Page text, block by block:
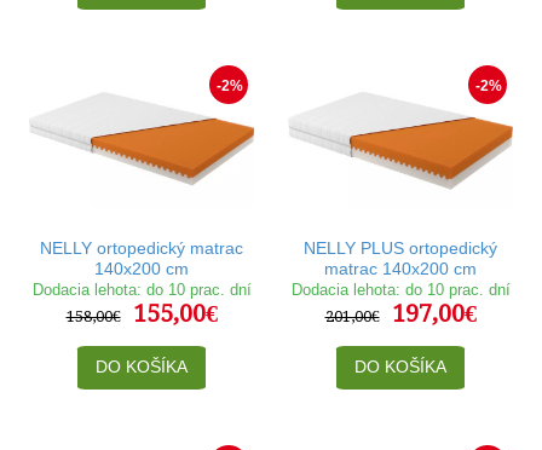
-2%
NELLY ortopedický matrac
140x200 cm
Dodacia lehota: do 10 prac. dní
158,00€
155,00€
DO KOŠÍKA
-2%
NELLY PLUS ortopedický
matrac 140x200 cm
Dodacia lehota: do 10 prac. dní
201,00€
197,00€
DO KOŠÍKA